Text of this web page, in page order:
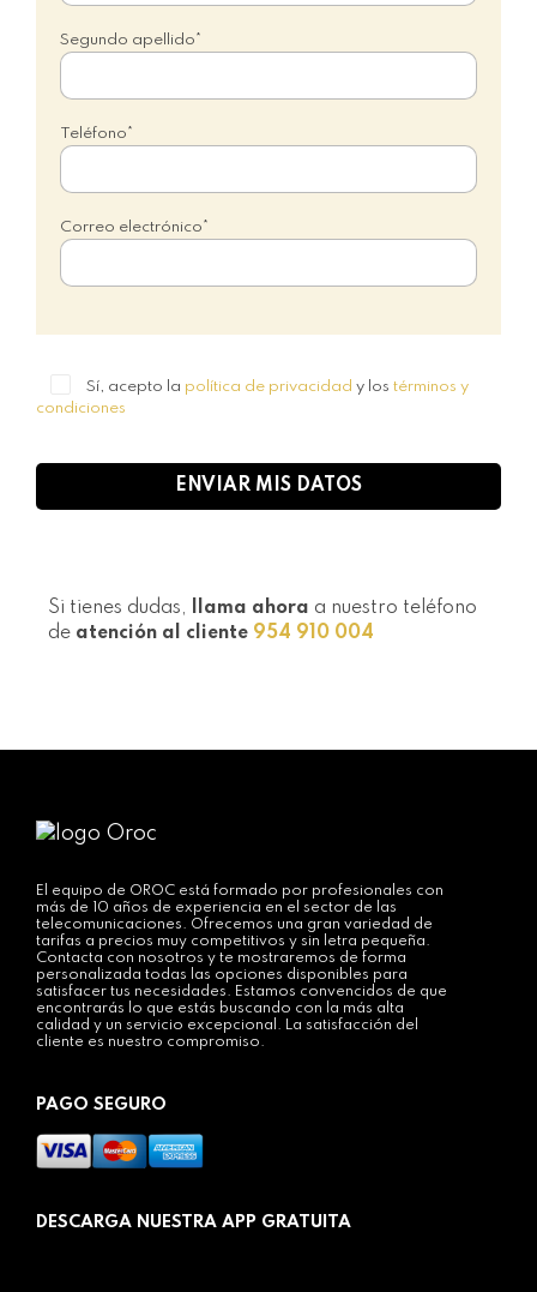
Segundo apellido*
Teléfono*
Correo electrónico*
Sí, acepto la política de privacidad y los términos y
condiciones
Si tienes dudas, llama ahora a nuestro teléfono
de atención al cliente 954 910 004
El equipo de OROC está formado por profesionales con
más de 10 años de experiencia en el sector de las
telecomunicaciones. Ofrecemos una gran variedad de
tarifas a precios muy competitivos y sin letra pequeña.
Contacta con nosotros y te mostraremos de forma
personalizada todas las opciones disponibles para
satisfacer tus necesidades. Estamos convencidos de que
encontrarás lo que estás buscando con la más alta
calidad y un servicio excepcional. La satisfacción del
cliente es nuestro compromiso.
PAGO SEGURO
DESCARGA NUESTRA APP GRATUITA